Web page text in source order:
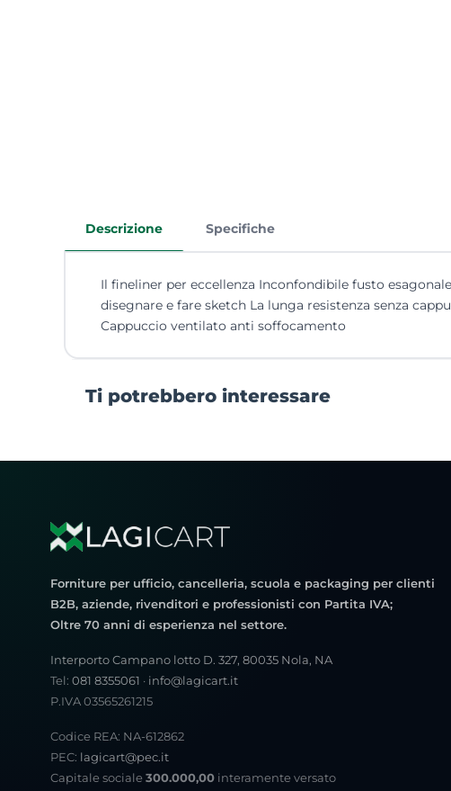
Descrizione Specifiche
Il fineliner per eccellenza Inconfondibile fusto
disegnare e fare sketch La lunga resistenza senza
Cappuccio ventilato anti soffocamento
Ti potrebbero interessare
Forniture per ufficio, cancelleria, scuola e packaging per clienti
B2B, aziende, rivenditori e professionisti con Partita IVA;
Oltre 70 anni di esperienza nel settore.
Interporto Campano lotto D. 327, 80035 Nola, NA
Tel: 081 8355061 · info@lagicart.it
P.IVA 03565261215
Codice REA: NA-612862
PEC: lagicart@pec.it
Capitale sociale 300.000,00 interamente versato